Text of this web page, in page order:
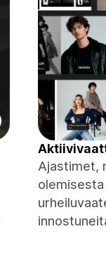
Ajastimet,